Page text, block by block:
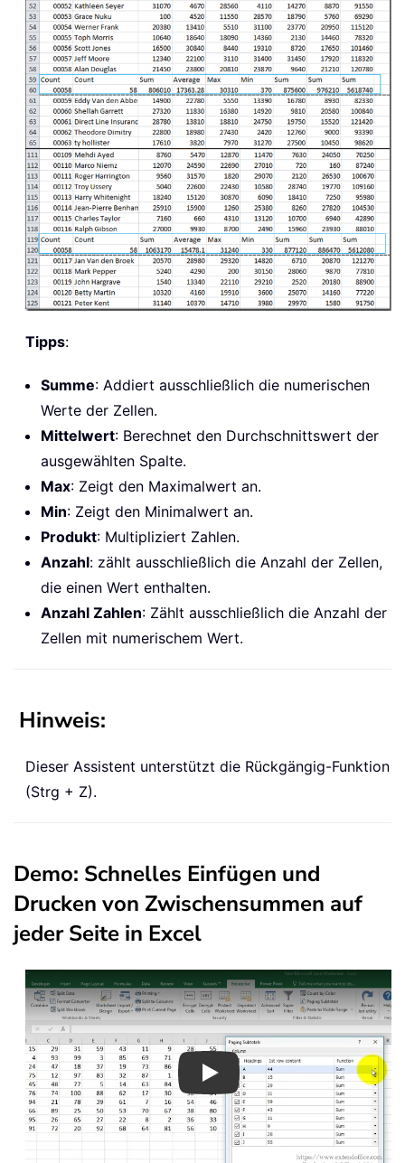
Tipps:
Summe: Addiert ausschließlich die numerischen
Werte der Zellen.
Mittelwert: Berechnet den Durchschnittswert der
ausgewählten Spalte.
Max: Zeigt den Maximalwert an.
Min: Zeigt den Minimalwert an.
Produkt: Multipliziert Zahlen.
Anzahl: zählt ausschließlich die Anzahl der Zellen,
die einen Wert enthalten.
Anzahl Zahlen: Zählt ausschließlich die Anzahl der
Zellen mit numerischem Wert.
Hinweis:
Dieser Assistent unterstützt die Rückgängig-Funktion
(Strg + Z).
Demo: Schnelles Einfügen und
Drucken von Zwischensummen auf
jeder Seite in Excel
Play